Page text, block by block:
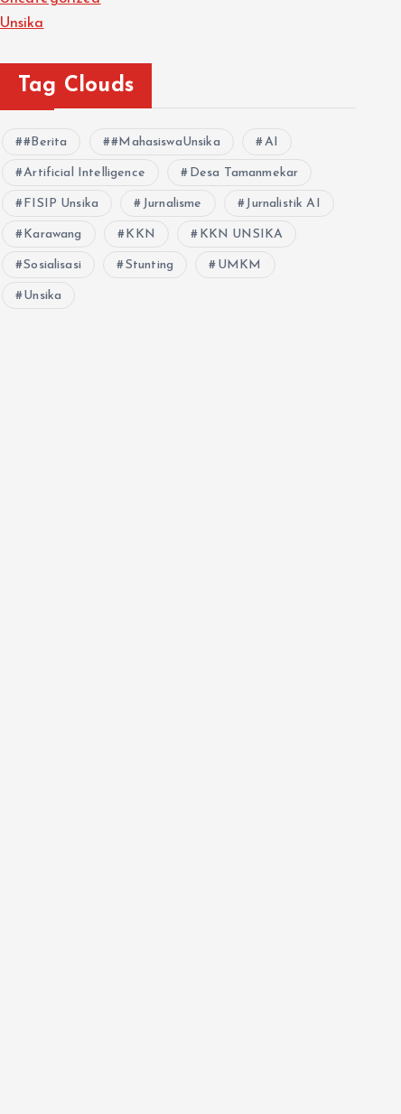
Unsika
Tag Clouds
#Berita #MahasiswaUnsika AI
Artificial Intelligence Desa Tamanmekar
FISIP Unsika Jurnalisme Jurnalistik AI
Karawang KKN KKN UNSIKA
Sosialisasi Stunting UMKM
Unsika